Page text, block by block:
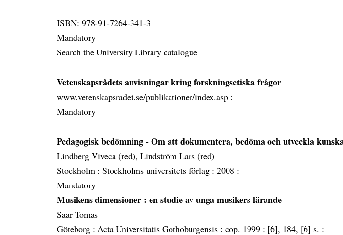
ISBN: 978-91-7264-341-3
Mandatory
Search the University Library catalogue
Vetenskapsrådets anvisningar kring forskningsetiska frågor
www.vetenskapsradet.se/publikationer/index.asp :
Mandatory
Pedagogisk bedömning - Om att dokumentera, bedöma och utveckla
Lindberg Viveca (red), Lindström Lars (red)
Stockholm : Stockholms universitets förlag : 2008 :
Mandatory
Musikens dimensioner : en studie av unga musikers lärande
Saar Tomas
Göteborg : Acta Universitatis Gothoburgensis : cop. 1999 : [6], 184, [6] s. :